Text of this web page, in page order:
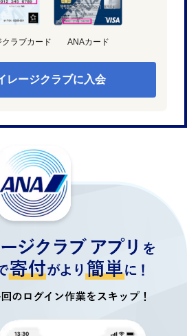
ラブカード ANAカード
レージクラブに入会